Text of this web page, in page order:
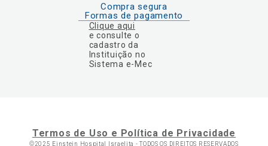
Compra segura
Formas de pagamento
Clique aqui
e consulte o
cadastro da
Instituição no
Sistema e-Mec
Termos de Uso e Política de Privacidade
©2025 Einstein Hospital Israelita -TODOS OS DIREITOS RESERVADOS